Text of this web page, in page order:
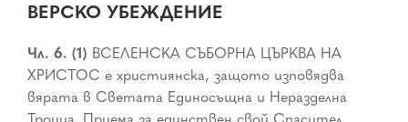
ВЕРСКО УБЕЖДЕНИЕ
Чл. 6. (1) ВСЕЛЕНСКА СЪБОРНА ЦЪРКВА НА
ХРИСТОС е християнска, защото изповядва
вярата в Светата Единосъщна и Неразделна